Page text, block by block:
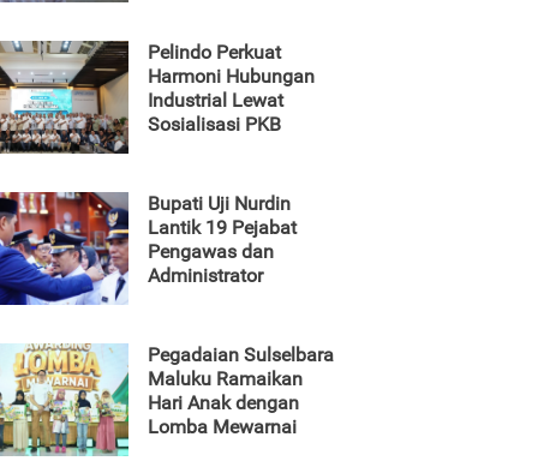
Pelindo Perkuat
Harmoni Hubungan
Industrial Lewat
Sosialisasi PKB
Bupati Uji Nurdin
Lantik 19 Pejabat
Pengawas dan
Administrator
Pegadaian Sulselbara
Maluku Ramaikan
Hari Anak dengan
Lomba Mewarnai